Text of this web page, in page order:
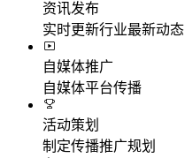
资讯发布
实时更新行业最新动态
自媒体推广
自媒体平台传播
活动策划
制定传播推广规划